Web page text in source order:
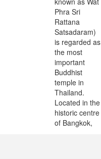
Phra Sri
Rattana
Satsadaram)
is regarded as
the most
important
Buddhist
temple in
Thailand.
Located in the
historic centre
of Bangkok,